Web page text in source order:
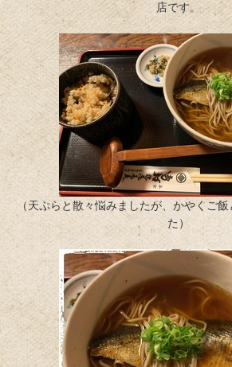
店です。
（天ぷらと散々悩みましたが、かやくご
た）